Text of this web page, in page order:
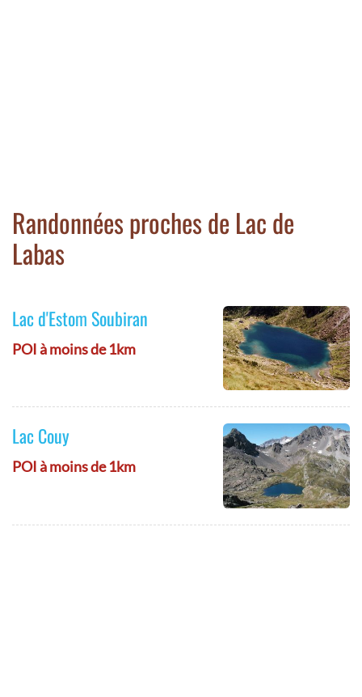
Randonnées proches de Lac de
Labas
Lac d'Estom Soubiran
POI à moins de 1km
Lac Couy
POI à moins de 1km